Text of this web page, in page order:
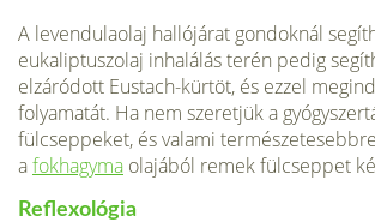
A levendulaolaj hallójárat gondoknál
eukaliptuszolaj inhalálás terén pedig
elzáródott Eustach-kürtöt, és ezzel
folyamatát. Ha nem szeretjük a
fülcseppeket, és valami
afokhagyma olajából remek fülcseppet
Reflexológia